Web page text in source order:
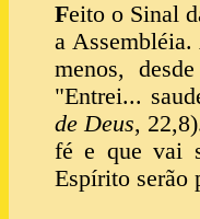
Feito o Sinal
a
menos,
"Entrei...
de Deus,
fé e que vai
Espírito serão